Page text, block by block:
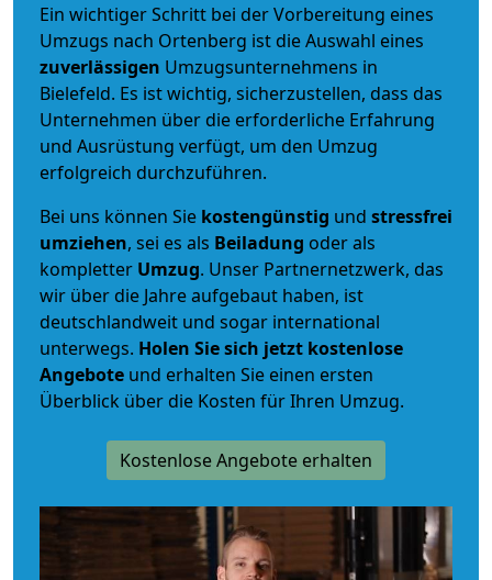
Ein wichtiger Schritt bei der Vorbereitung eines
Umzugs nach Ortenberg ist die Auswahl eines
zuverlässigen Umzugsunternehmens in
Bielefeld. Es ist wichtig, sicherzustellen, dass das
Unternehmen über die erforderliche Erfahrung
und Ausrüstung verfügt, um den Umzug
erfolgreich durchzuführen.
Bei uns können Sie kostengünstig und stressfrei
umziehen, sei es als Beiladung oder als
kompletter Umzug. Unser Partnernetzwerk, das
wir über die Jahre aufgebaut haben, ist
deutschlandweit und sogar international
unterwegs. Holen Sie sich jetzt kostenlose
Angebote und erhalten Sie einen ersten
Überblick über die Kosten für Ihren Umzug.
Kostenlose Angebote erhalten